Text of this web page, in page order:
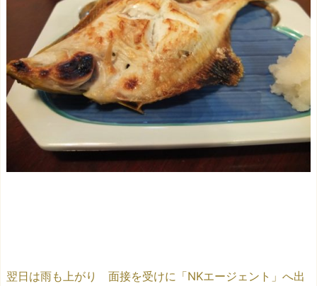
翌日は雨も上がり 面接を受けに「NKエージェント」へ出